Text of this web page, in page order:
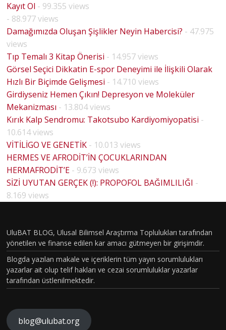
Kayıt Ol - 99.355 views
- 88.977 views
Damağımızda Oluşan Şişlikler Neyin Habercisi? - 47.975
views
Tıp Temalı 3 Kitap Önerisi - 14.957 views
Görsel Seçici Dikkatin E-spor Deneyimi ile İlişkili Olarak
Hızlı Bir Biçimde Gelişmesi - 14.710 views
Girdiyseniz Hemen Çıkın! Depresyon ve Moleküler
Mekanizması - 13.804 views
Kırık Kalp Sendromu: Takotsubo Kardiyomiyopatisi -
10.614 views
VİTİLİGO VE GENETİK - 10.013 views
HERMES VE AFRODİT’İN ÇOCUKLARINDAN
HERMAFRODİT’E - 9.673 views
SİZİ UYUTAN GERÇEK (!): PROPOFOL BAĞIMLILIĞI -
8.169 views
UluBAT BLOG, Ulusal Bilimsel Araştırma Toplulukları tarafından
yönetilen ve finanse edilen kar amacı gütmeyen bir girişimdir.
Blogda yazılan makale ve içeriklerin tüm yayın sorumlulukları
yazarlar ait olup telif hakları ve cezai sorumluluklar yazarlar
tarafından üstlenilmektedir.
blog@ulubat.org
BİYOLO
TOPLU
MSAL
CİNSİYE
T